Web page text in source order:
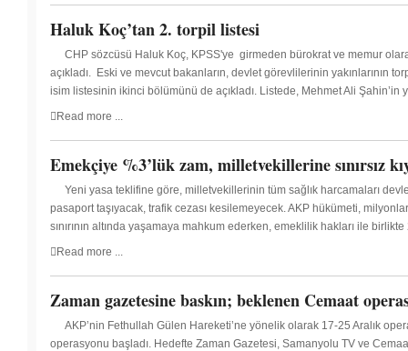
Haluk Koç’tan 2. torpil listesi
CHP sözcüsü Haluk Koç, KPSS'ye girmeden bürokrat ve memur
açıkladı. Eski ve mevcut bakanların, devlet görevlilerinin yakınlarının
isim listesinin ikinci bölümünü de açıkladı. Listede, Mehmet Ali
Read more ...
Emekçiye %3’lük zam, milletvekillerine sınırsız
Yeni yasa teklifine göre, milletvekillerinin tüm sağlık harcamaları
pasaport taşıyacak, trafik cezası kesilemeyecek. AKP hükümeti,
sınırının altında yaşamaya mahkum ederken, emeklilik hakları ile
Read more ...
Zaman gazetesine baskın; beklenen Cemaat
AKP’nin Fethullah Gülen Hareketi’ne yönelik olarak 17-25 Aralık
operasyonu başladı. Hedefte Zaman Gazetesi, Samanyolu TV ve